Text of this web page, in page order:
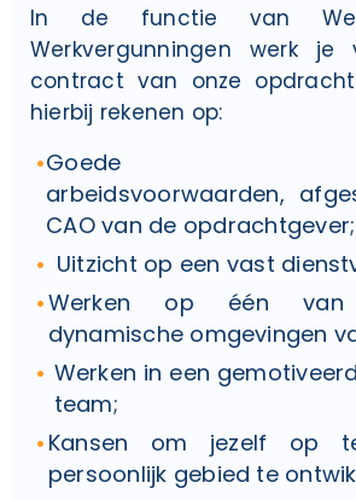
In de functie van
Werkvergunningen werk je
contract van onze
hierbij rekenen op:
Goede
arbeidsvoorwaarden,
CAO van de opdrachtgever;
Uitzicht op een vast
Werken op één
dynamische omgevingen
Werken in een
team;
Kansen om jezelf op
persoonlijk gebied te